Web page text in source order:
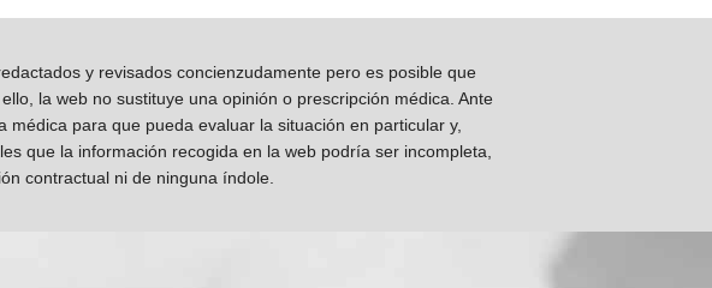
y revisados concienzudamente pero es posible que
la web no sustituye una opinión o prescripción médica. Ante
para que pueda evaluar la situación en particular y,
que la información recogida en la web podría ser incompleta,
contractual ni de ninguna índole.